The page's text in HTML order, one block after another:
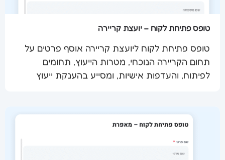
שלח מסמך
טופס פתיחת לקוח – יועצת קריירה
טופס פתיחת לקוח ליועצת קריירה אוסף פרטים על
תחום הקריירה הנוכחי, מטרות הייעוץ, תחומים
לפיתוח, והעדפות אישיות, ומסייע בהענקת ייעוץ